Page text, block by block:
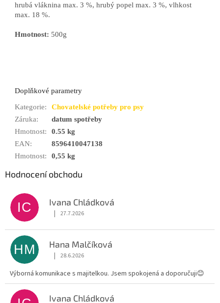
hrubá vláknina max. 3 %, hrubý popel max. 3 %, vlhkost
max. 18 %.
Hmotnost: 500g
Doplňkové parametry
Kategorie:
Chovatelské potřeby pro psy
Záruka:
datum spotřeby
Hmotnost:
0.55 kg
EAN:
8596410047138
Hmotnost: 0,55 kg
Hodnocení obchodu
IC Ivana Chládková
Hodnocení obchodu je 5 z 5 hvězdiček.
| 27.7.2026
HM Hana Malčíková
Hodnocení obchodu je 5 z 5 hvězdiček.
| 28.6.2026
Výborná komunikace s majitelkou. Jsem spokojená a doporučuji😊
Ivana Chládková